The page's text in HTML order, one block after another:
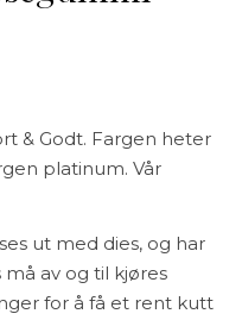
& Godt. Fargen heter
platinum. Vår
ut med dies, og har
av og til kjøres
for å få et rent kutt